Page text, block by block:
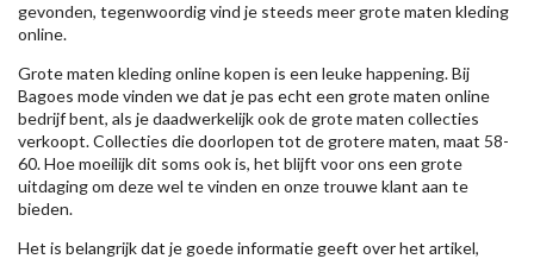
gevonden, tegenwoordig vind je steeds meer grote maten kleding
online.
Grote maten kleding online kopen is een leuke happening. Bij
Bagoes mode vinden we dat je pas echt een grote maten online
bedrijf bent, als je daadwerkelijk ook de grote maten collecties
verkoopt. Collecties die doorlopen tot de grotere maten, maat 58-
60. Hoe moeilijk dit soms ook is, het blijft voor ons een grote
uitdaging om deze wel te vinden en onze trouwe klant aan te
bieden.
Het is belangrijk dat je goede informatie geeft over het artikel,